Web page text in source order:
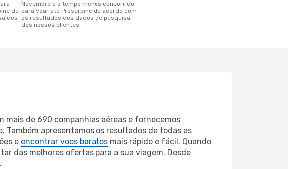
de
dos
novembro é o tempo menos concorrido
para voar até Proserpine de acordo com
os resultados dos dados de pesquisa
dos nossos clientes
mais de 690 companhias aéreas e fornecemos
Também apresentamos os resultados de todas as
e encontrar voos baratos mais rápido e fácil. Quando
das melhores ofertas para a sua viagem. Desde